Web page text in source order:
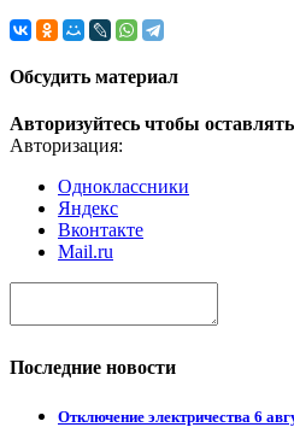
Обсудить материал
Авторизуйтесь чтобы
Авторизация:
Одноклассники
Яндекс
Вконтакте
Mail.ru
Последние новости
Отключение электричества 6